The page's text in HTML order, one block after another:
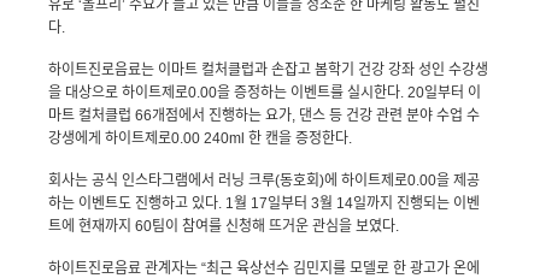
유로 ‘올프리’ 수요가 늘고 있는 만큼 이들을 정조준 한 마케팅 활동도 펼친
다.
하이트진로음료는 이마트 컬처클럽과 손잡고 봄학기 건강 강좌 성인 수강생
을 대상으로 하이트제로0.00을 증정하는 이벤트를 실시한다. 20일부터 이
마트 컬처클럽 66개점에서 진행하는 요가, 댄스 등 건강 관련 분야 수업 수
강생에게 하이트제로0.00 240ml 한 캔을 증정한다.
회사는 공식 인스타그램에서 러닝 크루(동호회 )에 하이트제로0.00을 제공
하는 이벤트도 진행하고 있다. 1월 17일부터 3월 14일까지 진행되는 이벤
트에 현재까지 60팀이 참여를 신청해 뜨거운 관심을 보였다.
하이트진로음료 관계자는 “최근 육상선수 김민지를 모델로 한 광고가 온에